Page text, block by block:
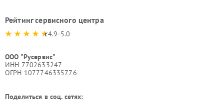
Рейтинг сервисного центра
4.9-5.0
ООО "Русервис"
ИНН 7702633247
ОГРН 1077746335776
Поделиться в соц. сетях: